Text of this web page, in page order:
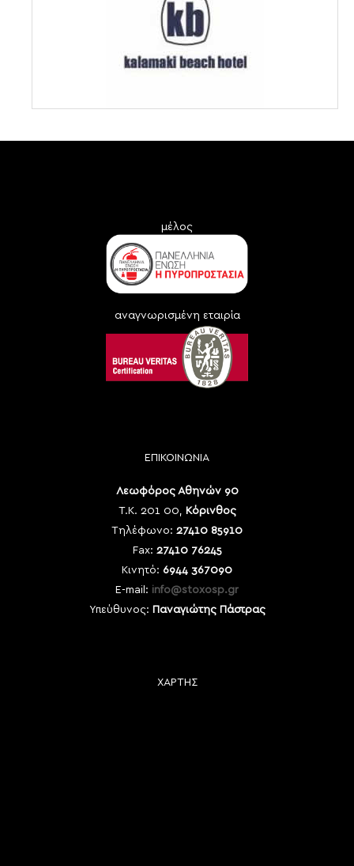
μέλος
αναγνωρισμένη εταιρία
ΕΠΙΚΟΙΝΩΝΙΑ
Λεωφόρος Αθηνών 90
Τ.Κ. 201 00, Κόρινθος
Τηλέφωνο: 27410 85910
Fax: 27410 76245
Κινητό: 6944 367090
E-mail: info@stoxosp.gr
Υπεύθυνος: Παναγιώτης Πάστρας
ΧΑΡΤΗΣ